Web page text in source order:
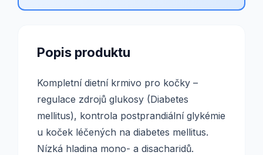
Popis produktu
Kompletní dietní krmivo pro kočky –
regulace zdrojů glukosy (Diabetes
mellitus), kontrola postprandiální glykémie
u koček léčených na diabetes mellitus.
Nízká hladina mono- a disacharidů.